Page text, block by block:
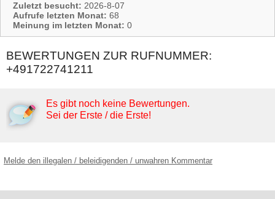
Zuletzt besucht: 2026-8-07
Aufrufe letzten Monat: 68
Meinung im letzten Monat: 0
BEWERTUNGEN ZUR RUFNUMMER:
+491722741211
Es gibt noch keine Bewertungen.
Sei der Erste / die Erste!
Melde den illegalen / beleidigenden / unwahren Kommentar